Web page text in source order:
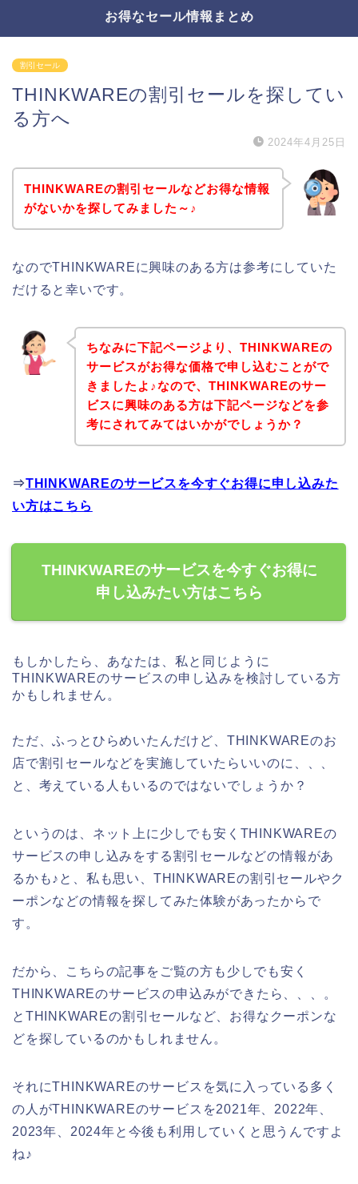
お得なセール情報まとめ
割引セール
THINKWAREの割引セールを探してい
る方へ
2024年4月25日
THINKWAREの割引セールなどお得な情報
がないかを探してみました～♪
なのでTHINKWAREに興味のある方は参考にしていた
だけると幸いです。
ちなみに下記ページより、THINKWAREの
サービスがお得な価格で申し込むことがで
きましたよ♪なので、THINKWAREのサー
ビスに興味のある方は下記ページなどを参
考にされてみてはいかがでしょうか？
⇒THINKWAREのサービスを今すぐお得に申し込みた
い方はこちら
THINKWAREのサービスを今すぐお得に
申し込みたい方はこちら
もしかしたら、あなたは、私と同じように
THINKWAREのサービスの申し込みを検討している方
かもしれません。
ただ、ふっとひらめいたんだけど、THINKWAREのお
店で割引セールなどを実施していたらいいのに、、、
と、考えている人もいるのではないでしょうか？
というのは、ネット上に少しでも安くTHINKWAREの
サービスの申し込みをする割引セールなどの情報があ
るかも♪と、私も思い、THINKWAREの割引セールやク
ーポンなどの情報を探してみた体験があったからで
す。
だから、こちらの記事をご覧の方も少しでも安く
THINKWAREのサービスの申込みができたら、、、。
とTHINKWAREの割引セールなど、お得なクーポンな
どを探しているのかもしれません。
それにTHINKWAREのサービスを気に入っている多く
の人がTHINKWAREのサービスを2021年、2022年、
2023年、2024年と今後も利用していくと思うんですよ
ね♪